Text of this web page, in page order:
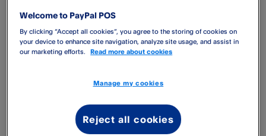
kortläsarförpackningen. Kabeln måste anslutas till dockan
och nätadaptern.
inte fungerar, kontrollera att kabeln inte är skadad eller
Med tiden kan smuts samlas och förhindra laddning.
Welcome to PayPal POS
By clicking “Accept all cookies”, you agree to the storing of cookies on
your device to enhance site navigation, analyze site usage, and assist in
our marketing efforts.
Read more about cookies
Manage my cookies
Reject all cookies